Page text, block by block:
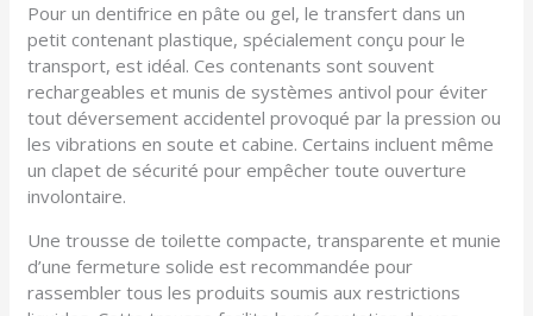
Pour un dentifrice en pâte ou gel, le transfert dans un
petit contenant plastique, spécialement conçu pour le
transport, est idéal. Ces contenants sont souvent
rechargeables et munis de systèmes antivol pour éviter
tout déversement accidentel provoqué par la pression ou
les vibrations en soute et cabine. Certains incluent même
un clapet de sécurité pour empêcher toute ouverture
involontaire.
Une trousse de toilette compacte, transparente et munie
d’une fermeture solide est recommandée pour
rassembler tous les produits soumis aux restrictions